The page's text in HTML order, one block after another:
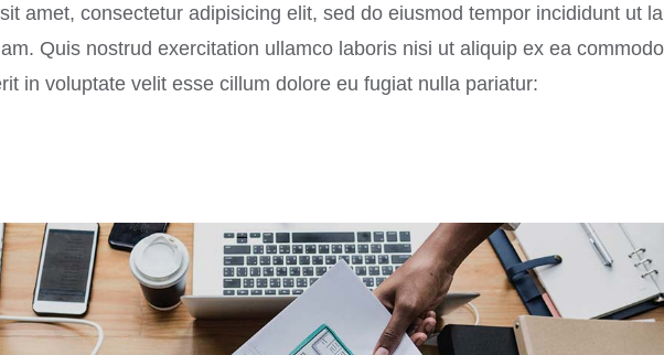
amet, consectetur adipisicing elit, sed do eiusmod tempor incididunt ut
Quis nostrud exercitation ullamco laboris nisi ut aliquip ex ea
in voluptate velit esse cillum dolore eu fugiat nulla pariatur: